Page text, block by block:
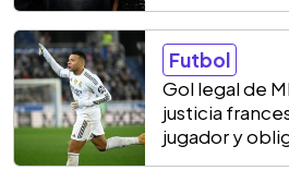
Futbol
Gol legal de
justicia
jugador y